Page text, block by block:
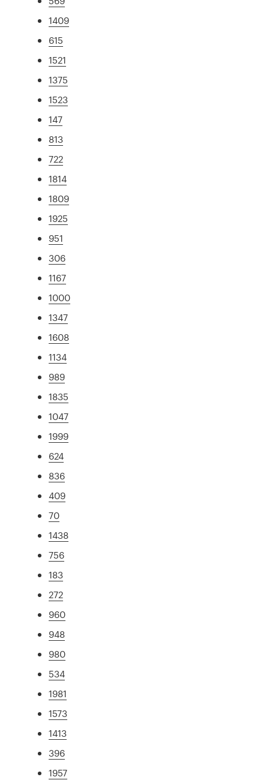
1409
615
1521
1375
1523
147
813
722
1814
1809
1925
951
306
1167
1000
1347
1608
1134
989
1835
1047
1999
624
836
409
70
1438
756
183
272
960
948
980
534
1981
1573
1413
396
1957